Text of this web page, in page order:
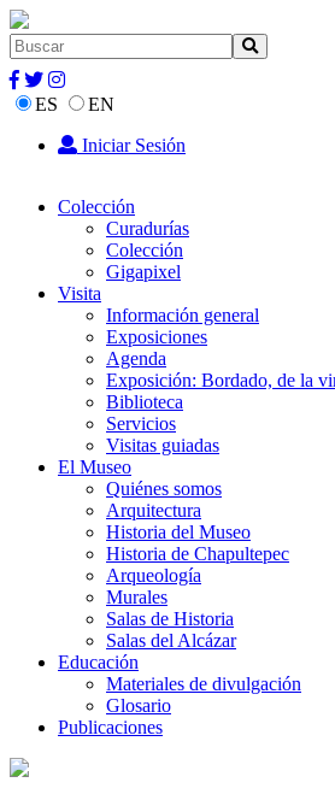
ES
EN
Iniciar Sesión
Colección
Curadurías
Colección
Gigapixel
Visita
Información general
Exposiciones
Agenda
Exposición: Bordado, de la
Biblioteca
Servicios
Visitas guiadas
El Museo
Quiénes somos
Arquitectura
Historia del Museo
Historia de Chapultepec
Arqueología
Murales
Salas de Historia
Salas del Alcázar
Educación
Materiales de divulgación
Glosario
Publicaciones